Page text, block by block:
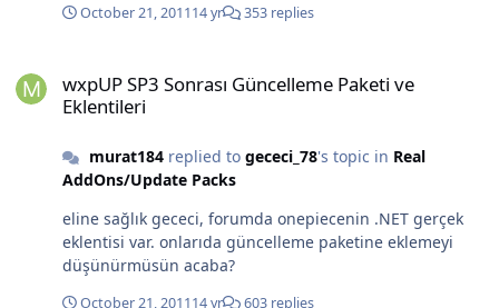
October 21, 201114 yr 353 replies
wxpUP SP3 Sonrası Güncelleme Paketi ve
Eklentileri
murat184replied to gececi_78's topic in Real
AddOns/Update Packs
eline sağlık gececi, forumda onepiecenin .NET gerçek
eklentisi var. onlarıda güncelleme paketine eklemeyi
düşünürmüsün acaba?
October 21, 201114 yr 603 replies